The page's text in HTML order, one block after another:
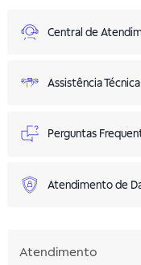
Central de
Assistência Técnica
Perguntas
Atendimento de
Atendimento